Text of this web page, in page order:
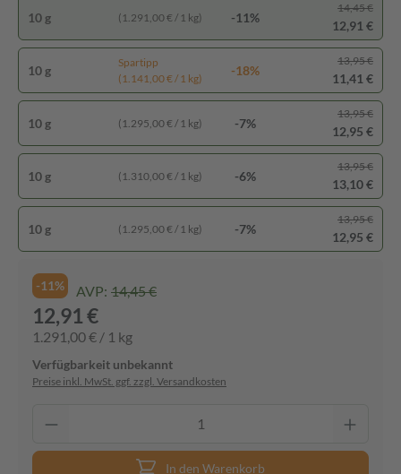
10 g (1.291,00 € / 1 kg) -11%
14,45 €
12,91 €
10 g
Spartipp
(1.141,00 € / 1 kg)
-18%
13,95 €
11,41 €
10 g (1.295,00 € / 1 kg) -7%
13,95 €
12,95 €
10 g (1.310,00 € / 1 kg) -6%
13,95 €
13,10 €
10 g (1.295,00 € / 1 kg) -7%
13,95 €
12,95 €
-11% AVP: 14,45 €
12,91 €
1.291,00 € / 1 kg
Verfügbarkeit unbekannt
Preise inkl. MwSt. ggf. zzgl. Versandkosten
In den Warenkorb